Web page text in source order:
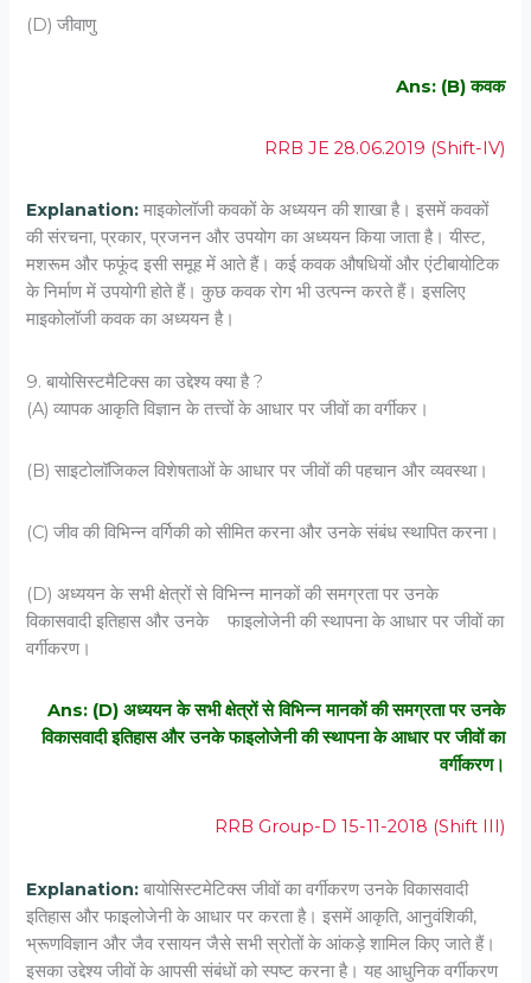
(D) जीवाणु
Ans: (B) कवक
RRB JE 28.06.2019 (Shift-IV)
Explanation: माइकोलॉजी कवकों के अध्ययन की शाखा है। इसमें कवकों
की संरचना, प्रकार, प्रजनन और उपयोग का अध्ययन किया जाता है। यीस्ट,
मशरूम और फफूंद इसी समूह में आते हैं। कई कवक औषधियों और एंटीबायोटिक
के निर्माण में उपयोगी होते हैं। कुछ कवक रोग भी उत्पन्न करते हैं। इसलिए
माइकोलॉजी कवक का अध्ययन है।
9. बायोसिस्‍टमैटिक्‍स का उद्देश्‍य क्‍या है ?
(A) व्‍यापक आकृति विज्ञान के तत्त्‍वों के आधार पर जीवों का वर्गीकर।
(B) साइटोलॉजिकल विशेषताओं के आधार पर जीवों की पहचान और व्‍यवस्‍था।
(C) जीव की विभिन्‍न वर्गिकी को सीमित करना और उनके संबंध स्‍थापित करना।
(D) अध्‍ययन के सभी क्षेत्रों से विभिन्‍न मानकों की समग्रता पर उनके
विकासवादी इतिहास और उनके फाइलोजेनी की स्‍थापना के आधार पर जीवों का
वर्गीकरण।
Ans: (D) अध्‍ययन के सभी क्षेत्रों से विभिन्‍न मानकों की समग्रता पर उनके
विकासवादी इतिहास और उनके फाइलोजेनी की स्‍थापना के आधार पर जीवों का
वर्गीकरण।
RRB Group-D 15-11-2018 (Shift III)
Explanation: बायोसिस्टमेटिक्स जीवों का वर्गीकरण उनके विकासवादी
इतिहास और फाइलोजेनी के आधार पर करता है। इसमें आकृति, आनुवंशिकी,
भ्रूणविज्ञान और जैव रसायन जैसे सभी स्रोतों के आंकड़े शामिल किए जाते हैं।
इसका उद्देश्य जीवों के आपसी संबंधों को स्पष्ट करना है। यह आधुनिक वर्गीकरण